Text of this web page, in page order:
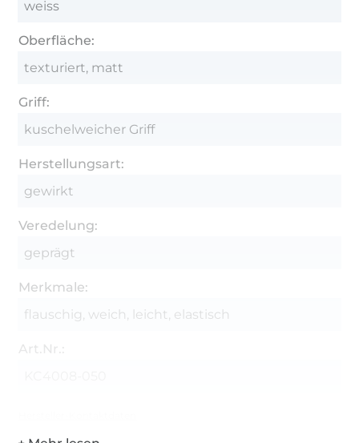
weiss
Oberfläche:
texturiert, matt
Griff:
kuschelweicher Griff
Herstellungsart:
gewirkt
Veredelung:
geprägt
Merkmale:
flauschig, weich, leicht, elastisch
Art.Nr.: